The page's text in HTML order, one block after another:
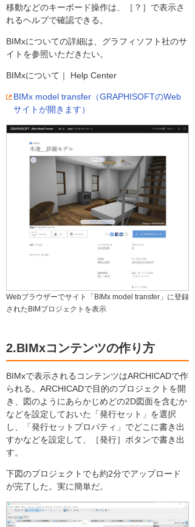
移動などのキーボード操作は、［？］で表示さ
れるヘルプで確認できる。
BIMxについての詳細は、グラフィソフト社のサ
イトを参照いただきたい。
BIMxについて｜ Help Center
BIMx model transfer（GRAPHISOFTのWeb
サイトが開きます）
Webブラウザーでサイト「BIMx model transfer」に登録
されたBIMプロジェクトを表示
2.BIMxコンテンツの作り方
BIMxで表示されるコンテンツはARCHICADで作
られる。ARCHICADで目的のプロジェクトを開
き、図のようにあらかじめどの2D図面を含むか
などを設定しておいた「発行セット」を選択
し、「発行セットプロパティ」でどこに書き出
すかなどを設定して、［発行］ボタンで書き出
す。
下図のプロジェクトでも約2分でアップロード
が完了した。実に簡単だ。